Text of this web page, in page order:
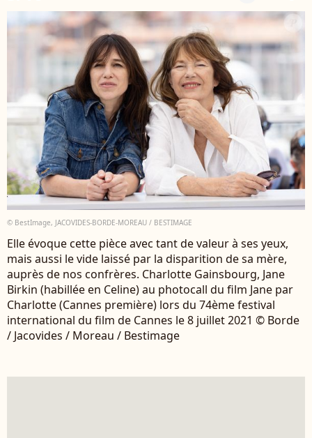
© BestImage, JACOVIDES-BORDE-MOREAU / BESTIMAGE
Elle évoque cette pièce avec tant de valeur à ses yeux,
mais aussi le vide laissé par la disparition de sa mère,
auprès de nos confrères. Charlotte Gainsbourg, Jane
Birkin (habillée en Celine) au photocall du film Jane par
Charlotte (Cannes première) lors du 74ème festival
international du film de Cannes le 8 juillet 2021 © Borde
/ Jacovides / Moreau / Bestimage